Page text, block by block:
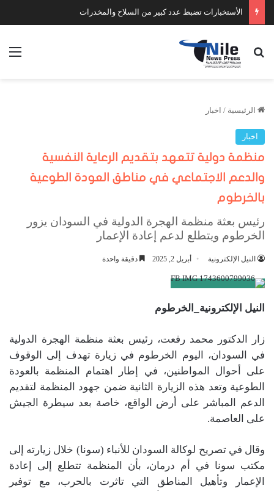
الأستخبارات تضبط عدد كبير من السلاح والمخدرات
بحث عن
الرئيسية / اخبار
اخبار
منظمة دولية تتعهد بتقديم الرعاية النفسية
والدعم الاجتماعي في مناطق العودة الطوعية
بالخرطوم
رئيس بعثة منظمة الهجرة الدولية في السودان يزور
الخرطوم ويتطلع لدعم إعادة الإعمار
النيل الإلكترونية أبريل 2, 2025 دقيقة واحدة
النيل الإلكترونية_الخرطوم
زار الدكتور محمد رفعت، رئيس بعثة منظمة الهجرة الدولية
في السودان، اليوم الخرطوم في زيارة تهدف إلى الوقوف
على أحوال المواطنين، في إطار اهتمام المنظمة بالعودة
الطوعية وتعد هذه الزيارة الثانية ضمن جهود المنظمة لتقديم
الدعم المباشر على أرض الواقع، خاصة بعد سيطرة الجيش
على العاصمة.
وقال في تصريح لوكالة السودان للأنباء (سونا) خلال زيارته إلى
مكتب سونا في أم درمان، بأن المنظمة تتطلع إلى إعادة
الإعمار وتأهيل المناطق التي تاثرت بالحرب، مع توفير